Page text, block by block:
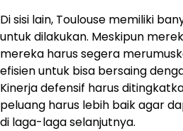
Di sisi lain, Toulouse memiliki
untuk dilakukan. Meskipun
mereka harus segera
efisien untuk bisa bersaing
Kinerja defensif harus
peluang harus lebih baik agar
di laga-laga selanjutnya.